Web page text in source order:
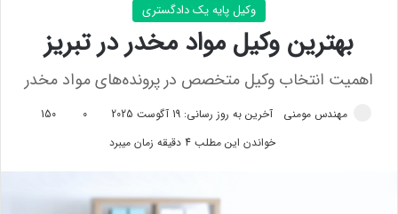
وکیل پایه یک دادگستری
بهترین وکیل مواد مخدر در تبریز
اهمیت انتخاب وکیل متخصص در پرونده‌های مواد مخدر
مهندس مومنی آخرین به روز رسانی: 19 آگوست 2025 0
150
خواندن این مطلب 4 دقیقه زمان میبرد